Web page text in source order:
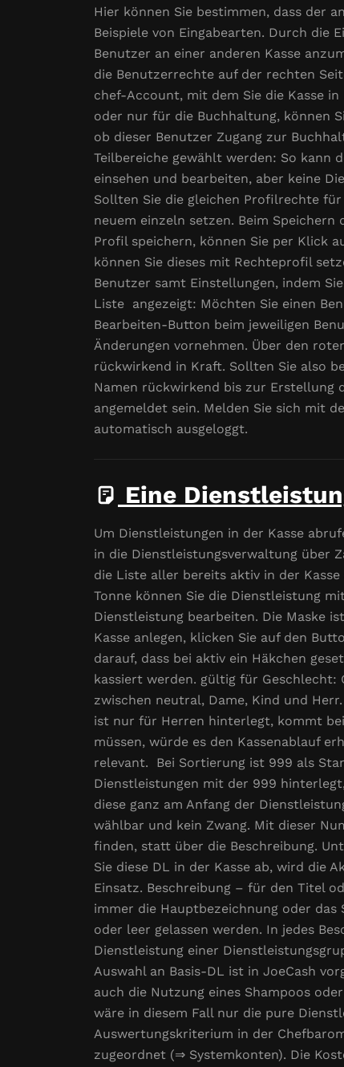
Hier können Sie bestimmen, dass der
Beispiele von Eingabearten. Durch die
Benutzer an einer anderen Kasse
die Benutzerrechte auf der rechten
chef-Account, mit dem Sie die Kasse
oder nur für die Buchhaltung, können
ob dieser Benutzer Zugang zur
Teilbereiche gewählt werden: So kann
einsehen und bearbeiten, aber keine
Sollten Sie die gleichen Profilrechte
neuem einzeln setzen. Beim Speichern
Profil speichern, können Sie per Klick
können Sie dieses mit Rechteprofil
Benutzer samt Einstellungen, indem
Liste angezeigt: Möchten Sie einen
Bearbeiten-Button beim jeweiligen
Änderungen vornehmen. Über den
rückwirkend in Kraft. Sollten Sie also
Namen rückwirkend bis zur Erstellung
angemeldet sein. Melden Sie sich mit
automatisch ausgeloggt.
Eine
Um Dienstleistungen in der Kasse
in die Dienstleistungsverwaltung über
die Liste aller bereits aktiv in der
Tonne können Sie die Dienstleistung
Dienstleistung bearbeiten. Die Maske
Kasse anlegen, klicken Sie auf den
darauf, dass bei aktiv ein Häkchen
kassiert werden. gültig für Geschlecht:
zwischen neutral, Dame, Kind und
ist nur für Herren hinterlegt, kommt
müssen, würde es den Kassenablauf
relevant. Bei Sortierung ist 999 als
Dienstleistungen mit der 999
diese ganz am Anfang der
wählbar und kein Zwang. Mit dieser
finden, statt über die Beschreibung.
Sie diese DL in der Kasse ab, wird die
Einsatz. Beschreibung – für den Titel
immer die Hauptbezeichnung oder
oder leer gelassen werden. In jedes
Dienstleistung einer
Auswahl an Basis-DL ist in JoeCash
auch die Nutzung eines Shampoos
wäre in diesem Fall nur die pure
Auswertungskriterium in der
zugeordnet (⇒ Systemkonten). Die